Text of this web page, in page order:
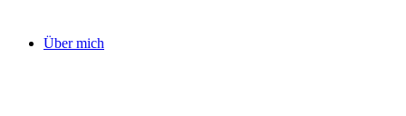
Über mich